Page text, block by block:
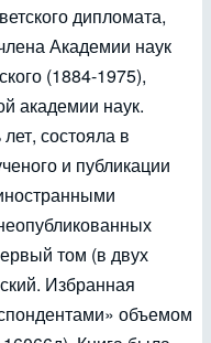
дипломата,
Академии наук
(1884-1975),
академии наук.
состояла в
и публикации
том (в двух
Избранная
объемом